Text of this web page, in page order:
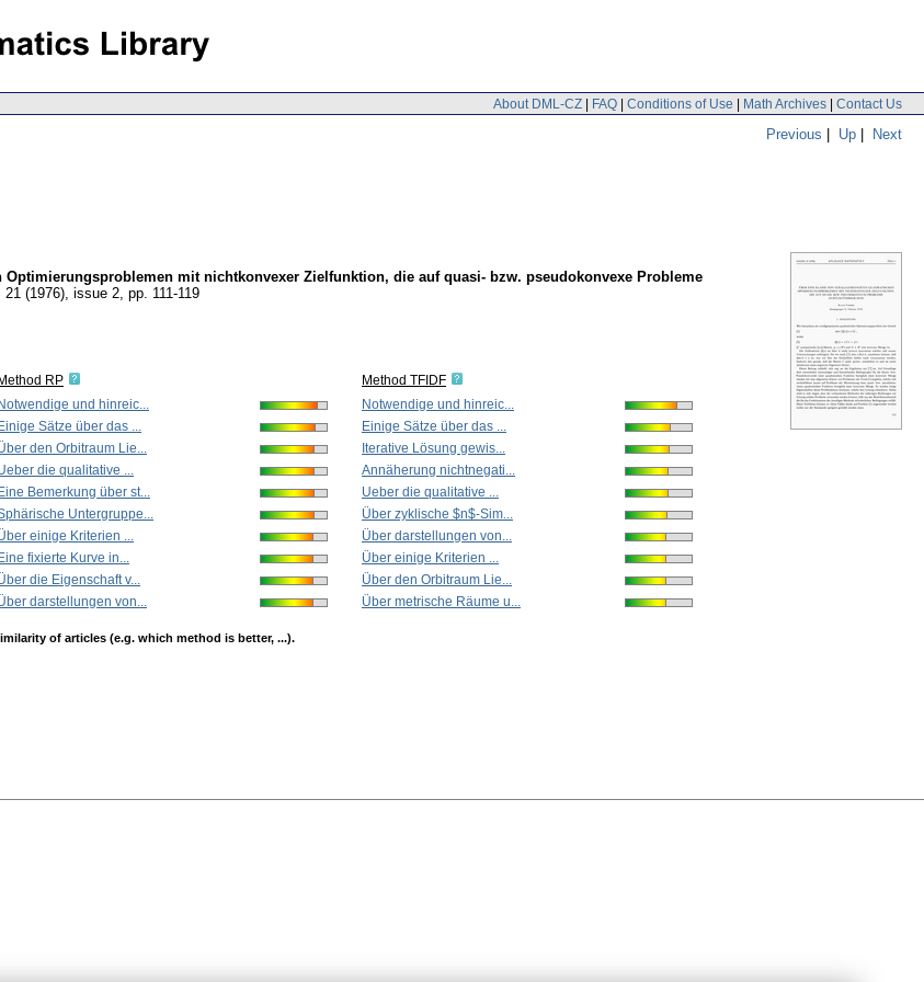
About DML-CZ | FAQ | Conditions of Use | Math Archives | Contact Us
Previous | Up | Next
mit nichtkonvexer Zielfunktion, die auf quasi- bzw. pseudokonvexe Probleme
21 (1976), issue 2, pp. 111-119
Method RP
Notwendige und hinreic...
Einige Sätze über das ...
den Orbitraum Lie...
die qualitative ...
Eine Bemerkung über st...
Untergruppe...
einige Kriterien ...
Eine fixierte Kurve in...
die Eigenschaft v...
darstellungen von...
Method TFIDF
Notwendige und hinreic...
Einige Sätze über das ...
Iterative Lösung gewis...
Annäherung nichtnegati...
Ueber die qualitative ...
Über zyklische $n$-Sim...
Über darstellungen von...
Über einige Kriterien ...
Über den Orbitraum Lie...
Über metrische Räume u...
of articles (e.g. which method is better, ...).